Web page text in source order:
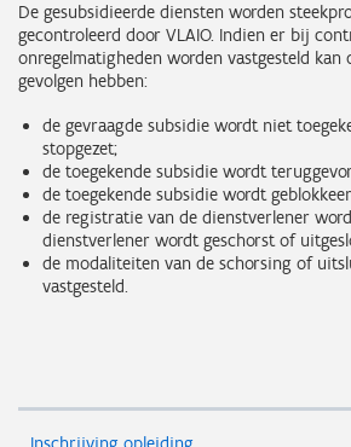
De gesubsidieerde diensten worden
gecontroleerd door VLAIO. Indien er bij
onregelmatigheden worden vastgesteld kan
gevolgen hebben:
de gevraagde subsidie wordt niet
stopgezet;
de toegekende subsidie wordt
de toegekende subsidie wordt
de registratie van de dienstverlener
dienstverlener wordt geschorst of
de modaliteiten van de schorsing of
vastgesteld.